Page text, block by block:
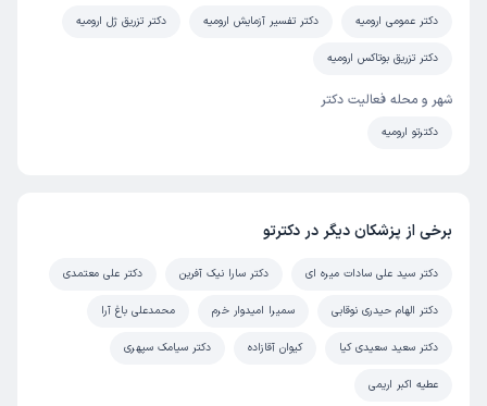
دکتر عمومی ارومیه دکتر تفسیر آزمایش ارومیه دکتر تزریق ژل ارومیه
دکتر تزریق بوتاکس ارومیه
شهر و محله فعالیت دکتر
دکترتو ارومیه
برخی از پزشکان دیگر در دکترتو
دکتر سید علی سادات میره ای دکتر سارا نیک آفرین دکتر علی معتمدی
دکتر الهام حیدری نوقابی سمیرا امیدوار خرم محمدعلی باغ آرا
دکتر سعید سعیدی کیا کیوان آقازاده دکتر سیامک سپهری
عطیه اکبر اریمی